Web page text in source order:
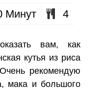
Минут 4
вам, как
кутья из риса
рекомендую
мака и большого